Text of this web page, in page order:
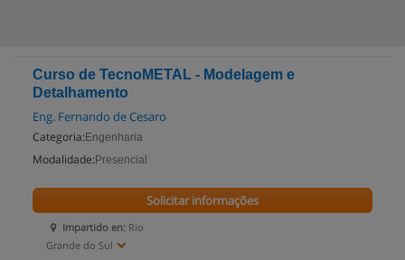
Curso de TecnoMETAL - Modelagem e
Detalhamento
Eng. Fernando de Cesaro
Categoria: Engenharia
Modalidade: Presencial
Impartido en: Rio
Grande do Sul
Solicitar informações